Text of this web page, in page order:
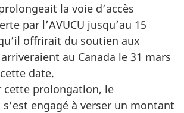
la voie d’accès
par l’AVUCU jusqu’au 15
offrirait du soutien aux
au Canada le 31 mars
date.
cette prolongation, le
engagé à verser un montant